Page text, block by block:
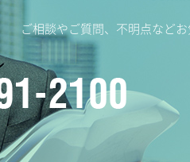
ご相談やご質問、不明点など